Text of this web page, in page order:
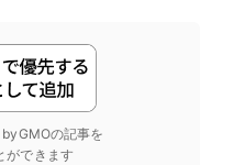
の記事を
ができます